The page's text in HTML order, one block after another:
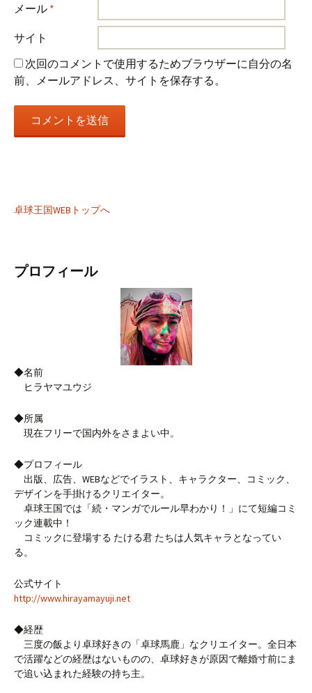
メール *
サイト
次回のコメントで使用するためブラウザーに自分の名
前、メールアドレス、サイトを保存する。
卓球王国WEBトップへ
プロフィール
◆名前
ヒラヤマユウジ
◆所属
現在フリーで国内外をさまよい中。
◆プロフィール
出版、広告、WEBなどでイラスト、キャラクター、コミック、
デザインを手掛けるクリエイター。
卓球王国では「続・マンガでルール早わかり！」にて短編コミ
ック連載中！
コミックに登場する たける君 たちは人気キャラとなってい
る。
公式サイト
http://www.hirayamayuji.net
◆経歴
三度の飯より卓球好きの「卓球馬鹿」なクリエイター。全日本
で活躍などの経歴はないものの、卓球好きが原因で離婚寸前にま
で追い込まれた経験の持ち主。